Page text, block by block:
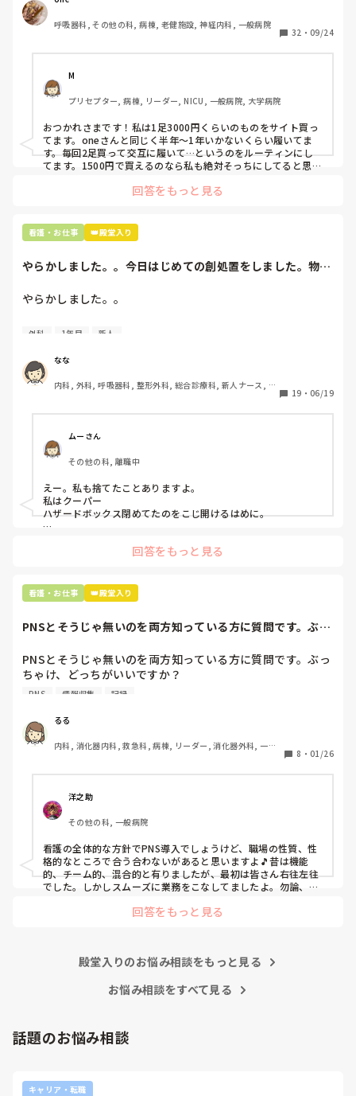
わたしの職場の指定は「白のスニーカー」。
すぐに汚くなるので1,500円は絶対に超えたくない思いがあ
半年〜1年未満で交換しています。
職場の人が「ナースシューズに3000円以上は出せない」っ
て言ってて、わたしの倍額は出せるのか！とびっくりしたの
で、世の皆さんはどうなのかなと…🤔
呼吸器科, その他の科, 病棟, 老健施設, 神経内科, 一般病院
32 ・ 09/24
M
プリセプター, 病棟, リーダー, NICU, 一般病院, 大学病院
おつかれさまです！私は1足3000円くらいのものをサイト買っ
てます。oneさんと同じく半年〜1年いかないくらい履いてま
す。毎回2足買って交互に履いて…というのをルーティンにし
てます。1500円で買えるのなら私も絶対そっちにしてると思う
回答をもっと見る
看護・お仕事 👑殿堂入り
やらかしました。。今日はじめての創処置をしました。物品
やらかしました。。
今日はじめての創処置をしました。
ゴミと一緒に、ノリで鑷子達を捨てました。。
患者に使用した物品は使い捨て、という認識が頭の中にあっ
て…。
プリセプターに
「普通鑷子捨てる！？明らかに使い捨てて良いような安物じ
ゃないよね？」
「そんなミスした新人、あなたが初めてだよ」
と言われました。。
たしかに、よくよく考えてみれば
手術室で使った物品も全部滅菌して使いまわすし、
なんで頭回らなかったんだろう😭
市長さんは、
患者さんに迷惑かけたわけじゃないから大丈夫、
自分が情けなくて情けなくて😭
こんなバカな私をせめて笑い飛ばしてください笑
外科 1年目 新人
なな
内科, 外科, 呼吸器科, 整形外科, 総合診療科, 新人ナース, 脳
19 ・ 06/19
ムーさん
その他の科, 離職中
えー。私も捨てたことありますよ。
私はクーパー
ハザードボックス閉めてたのをこじ開けるはめに。
に出しちゃったり。(これは問題か💦)
回答をもっと見る
看護・お仕事 👑殿堂入り
PNSとそうじゃ無いのを両方知っている方に質問です。ぶっ
PNSとそうじゃ無いのを両方知っている方に質問です。ぶっ
ちゃけ、どっちがいいですか？
後、PNSを廃止しました。
私は、そのPNSを廃止した病棟からまだPNSをやっている病
棟に9月に異動してきました。
じざるを得ませんでした。
色々な病棟に入院したことのある患者さんも、「(私が異動
する前の病棟の方が)新人が患者から見てもよく動けてた
よ」と言っていました。
現病棟はPNSだけれども、結局は忙しくて、新人の面倒を見
てられず、清潔ケアや単純に点滴を繋げてくるなど、簡単な
仕事しか新人にさせていませんでした。PNSを廃止した病棟
では、イベントは必ずと言っていいほど新人に担当させて、
ることがどんどん増えていったと思っています。
朝の情報収集にも時間がかかり、結果、患者のことがわから
の意味があるのか疑問です。
やったことないの！？もう10ヶ月なんだから、未経験なこと
新人さんが可愛そう、と感じることもある反面、ペアの先輩
PNS 情報収集 記録
るる
内科, 消化器内科, 救急科, 病棟, リーダー, 消化器外科, 一般
8 ・ 01/26
洋之助
その他の科, 一般病院
看護の全体的な方針でPNS導入でしょうけど、職場の性質、性
格的なところで合う合わないがあると思いますよ🎵昔は機能
的、チーム的、混合的と有りましたが、最初は皆さん右往左往
でした。しかしスムーズに業務をこなしてましたよ。勿論、指
と意見交換を行うべきと思いますよ🎵それに人手が足りないの
の向き合い方になると思いますよ🎵僕は昔の人間なので、昔は
いと思います。昔は患者様、スタッフ全員に目を配れる人が沢
るなら実施してみてはどうでしょうか⁉️そういう事と思います
回答をもっと見る
殿堂入りのお悩み相談をもっと見る
お悩み相談をすべて見る
話題のお悩み相談
キャリア・転職